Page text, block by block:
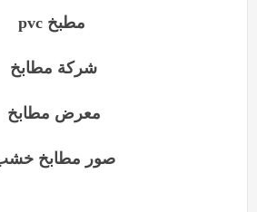
pvc
شركة مطابخ
معرض مطابخ
صور مطابخ